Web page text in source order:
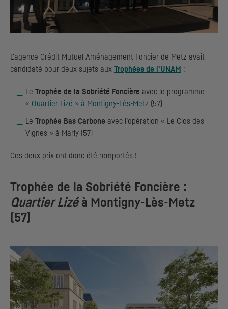
L'agence Crédit Mutuel Aménagement Foncier de Metz avait
candidaté pour deux sujets aux Trophées de l'UNAM :
Le Trophée de la Sobriété Foncière avec le programme
« Quartier Lizé » à Montigny-Lès-Metz (57)
Le Trophée Bas Carbone avec l’opération « Le Clos des
Vignes » à Marly (57)
Ces deux prix ont donc été remportés !
Trophée de la Sobriété Foncière :
Quartier Lizé à Montigny-Lès-Metz
(57)